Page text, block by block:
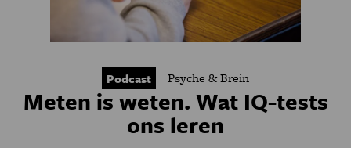
Podcast Psyche & Brein
Meten is weten. Wat IQ-tests
ons leren